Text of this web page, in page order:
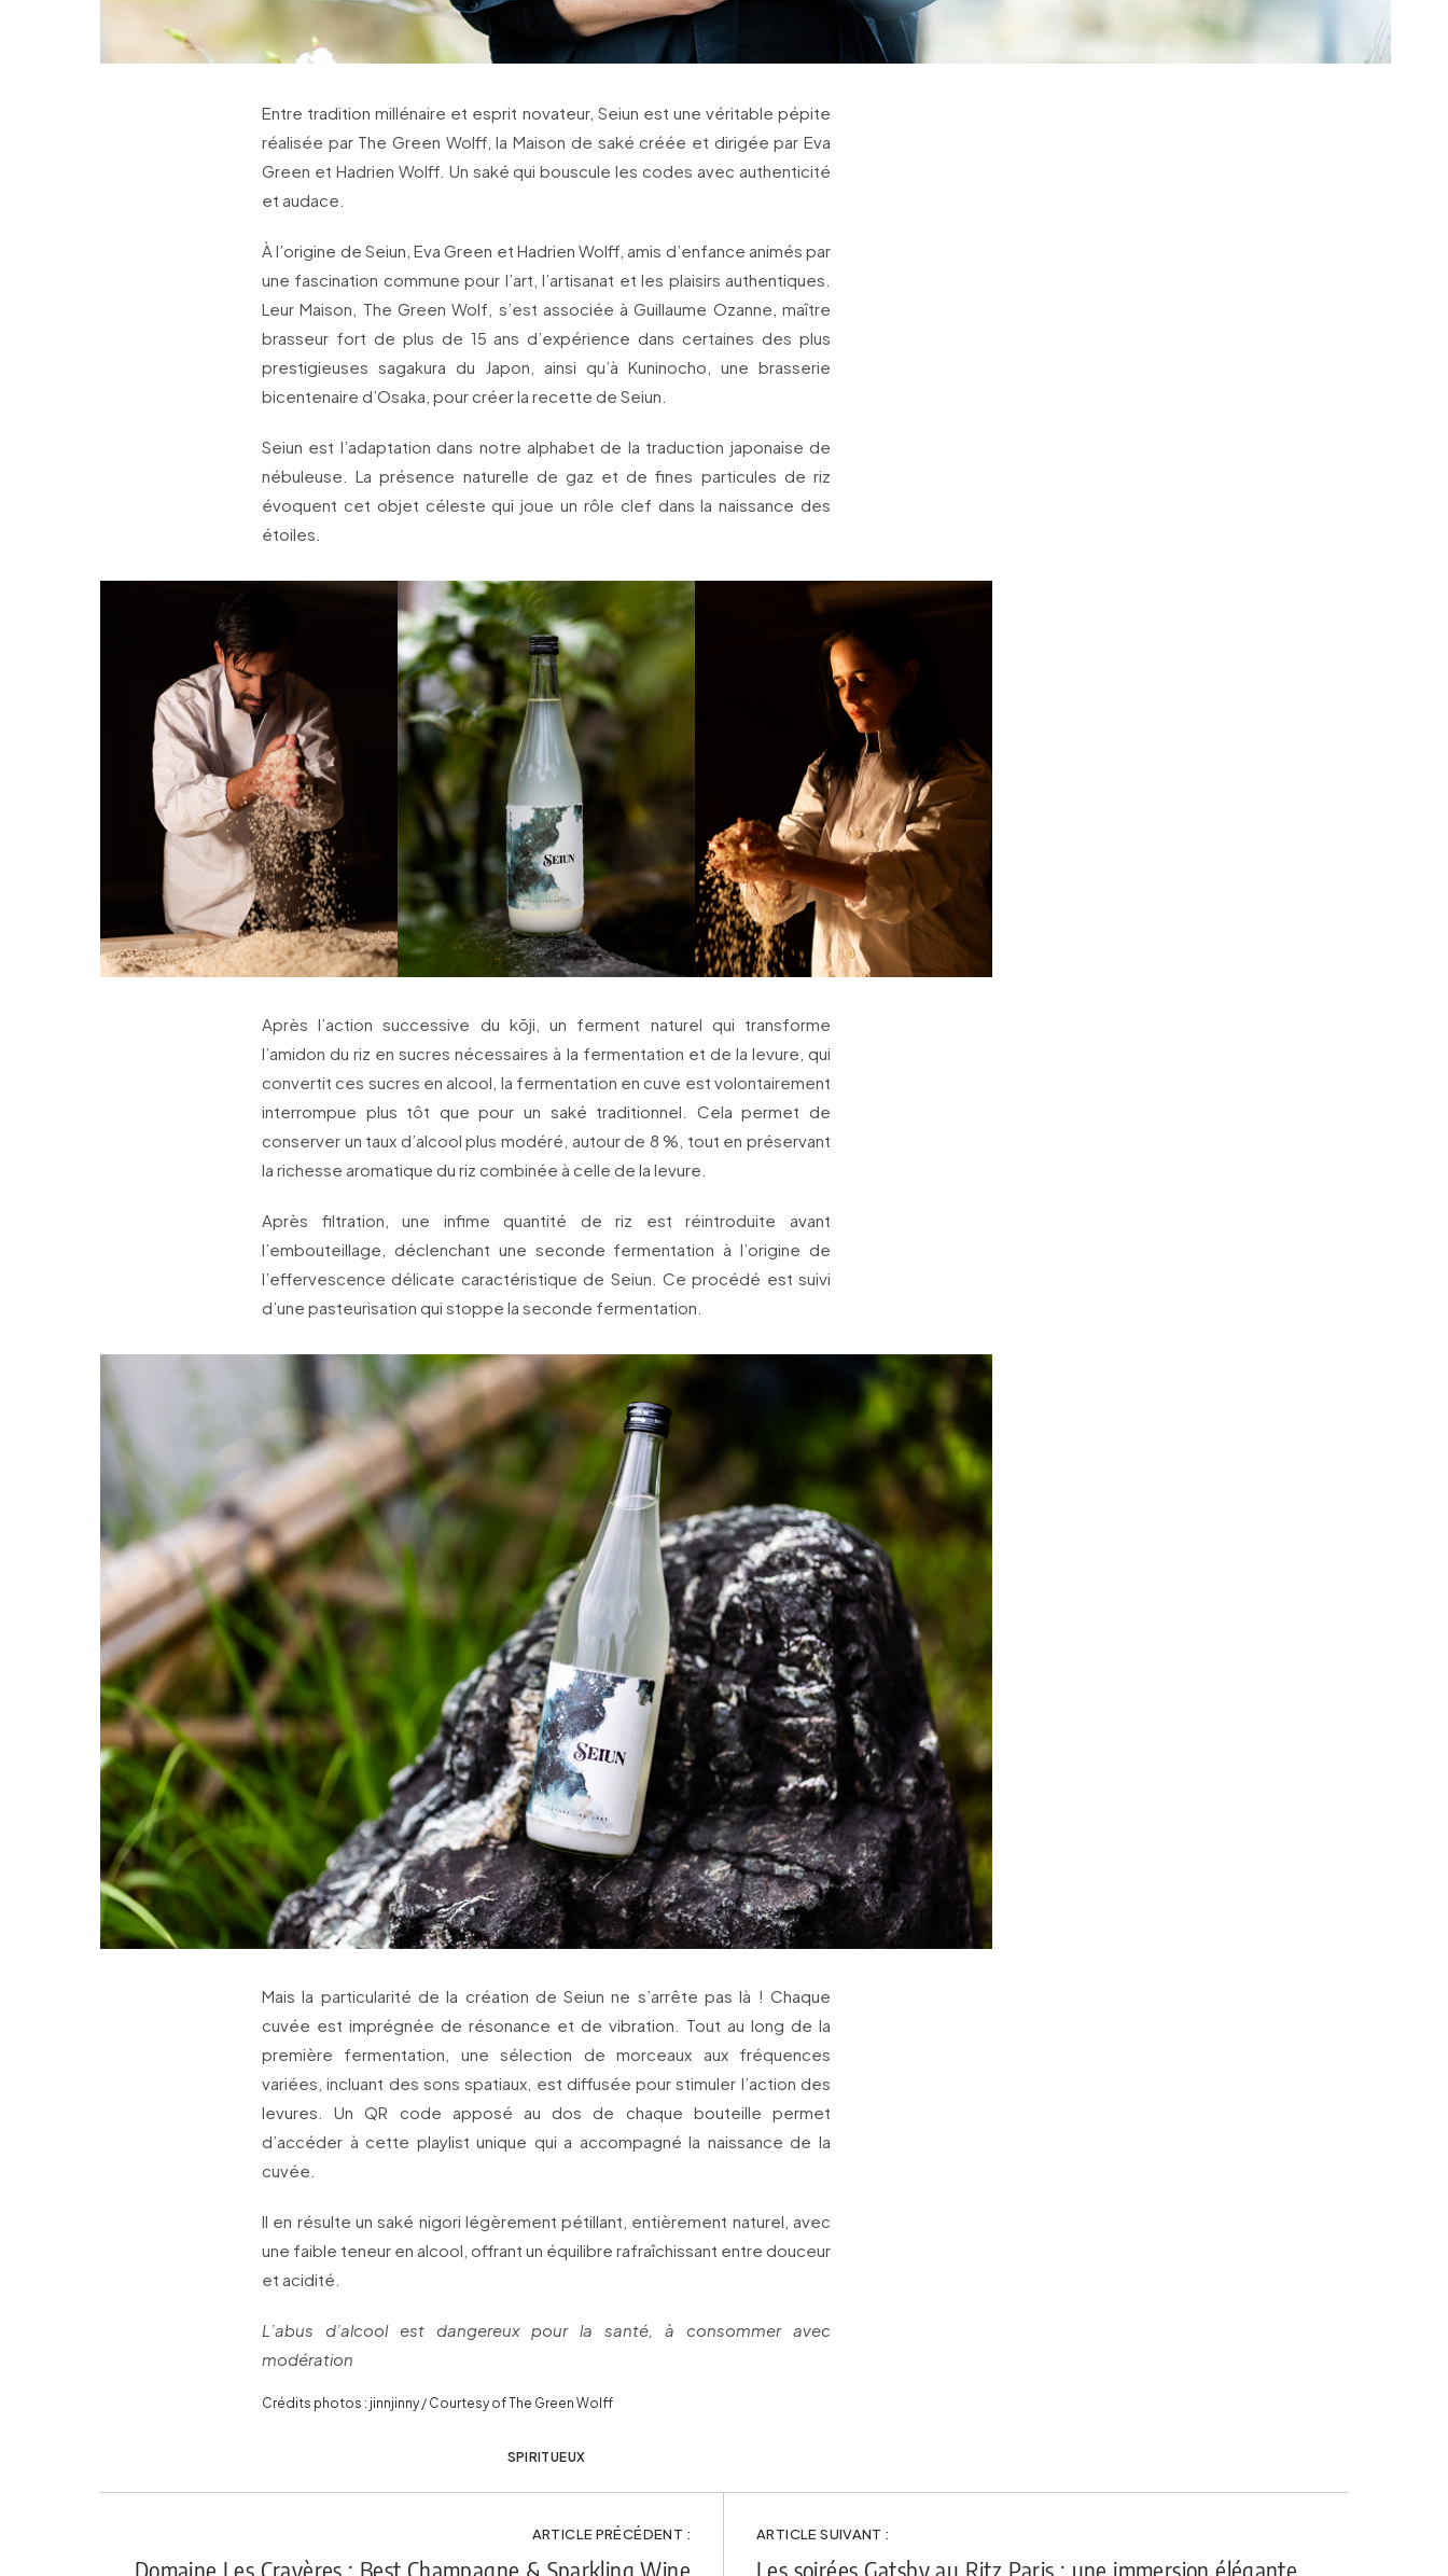
Entre tradition millénaire et esprit novateur, Seiun est une véritable pépite
réalisée par The Green Wolff, la Maison de saké créée et dirigée par Eva
Green et Hadrien Wolff. Un saké qui bouscule les codes avec authenticité
et audace.
À l’origine de Seiun, Eva Green et Hadrien Wolff, amis d’enfance animés par
une fascination commune pour l’art, l’artisanat et les plaisirs authentiques.
Leur Maison, The Green Wolf, s’est associée à Guillaume Ozanne, maître
brasseur fort de plus de 15 ans d’expérience dans certaines des plus
prestigieuses sagakura du Japon, ainsi qu’à Kuninocho, une brasserie
bicentenaire d’Osaka, pour créer la recette de Seiun.
Seiun est l’adaptation dans notre alphabet de la traduction japonaise de
nébuleuse. La présence naturelle de gaz et de fines particules de riz
évoquent cet objet céleste qui joue un rôle clef dans la naissance des
étoiles.
Après l’action successive du kōji, un ferment naturel qui transforme
l’amidon du riz en sucres nécessaires à la fermentation et de la levure, qui
convertit ces sucres en alcool, la fermentation en cuve est volontairement
interrompue plus tôt que pour un saké traditionnel. Cela permet de
conserver un taux d’alcool plus modéré, autour de 8 %, tout en préservant
la richesse aromatique du riz combinée à celle de la levure.
Après filtration, une infime quantité de riz est réintroduite avant
l’embouteillage, déclenchant une seconde fermentation à l’origine de
l’effervescence délicate caractéristique de Seiun. Ce procédé est suivi
d’une pasteurisation qui stoppe la seconde fermentation.
Mais la particularité de la création de Seiun ne s’arrête pas là ! Chaque
cuvée est imprégnée de résonance et de vibration. Tout au long de la
première fermentation, une sélection de morceaux aux fréquences
variées, incluant des sons spatiaux, est diffusée pour stimuler l’action des
levures. Un QR code apposé au dos de chaque bouteille permet
d’accéder à cette playlist unique qui a accompagné la naissance de la
cuvée.
Il en résulte un saké nigori légèrement pétillant, entièrement naturel, avec
une faible teneur en alcool, offrant un équilibre rafraîchissant entre douceur
et acidité.
L’abus d’alcool est dangereux pour la santé, à consommer avec
modération
Crédits photos : jinnjinny / Courtesy of The Green Wolff
SPIRITUEUX
ARTICLE PRÉCÉDENT :
Domaine Les Crayères : Best Champagne & Sparkling Wine
ARTICLE SUIVANT :
Les soirées Gatsby au Ritz Paris : une immersion élégante